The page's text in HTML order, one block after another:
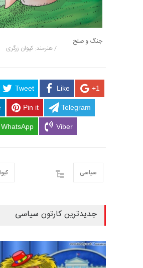
جنگ و صلح
/ هنرمند: کیوان زرگری
Tweet Like +1
Pin it Telegram
WhatsApp Viber
سیاسی
جدیدترین کارتون سیاسی